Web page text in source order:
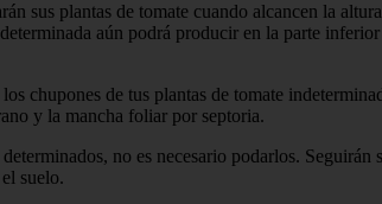
sus plantas de tomate cuando alcancen la
aún podrá producir en la parte
chupones de tus plantas de tomate
y la mancha foliar por septoria.
no es necesario podarlos.
suelo.